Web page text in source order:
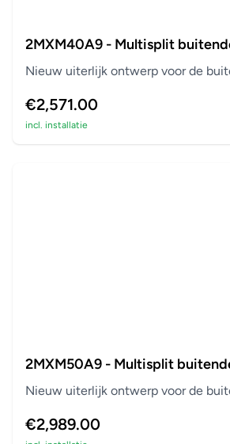
2MXM40A9 - Multisplit
Nieuw uiterlijk ontwerp voor de
€2,571.00
incl. installatie
2MXM50A9 - Multisplit
Nieuw uiterlijk ontwerp voor de
€2,989.00